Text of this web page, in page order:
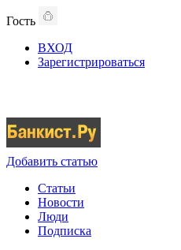
Гость
ВХОД
Зарегистрироваться
Добавить статью
Статьи
Новости
Люди
Подписка